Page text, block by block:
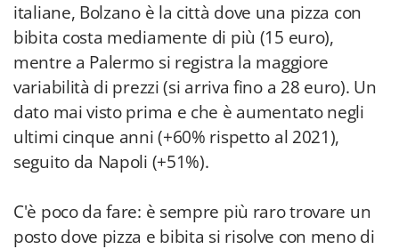
italiane, Bolzano è la città dove una pizza con
bibita costa mediamente di più (15 euro),
mentre a Palermo si registra la maggiore
variabilità di prezzi (si arriva fino a 28 euro). Un
dato mai visto prima e che è aumentato negli
ultimi cinque anni (+60% rispetto al 2021),
seguito da Napoli (+51%).
C'è poco da fare: è sempre più raro trovare un
posto dove pizza e bibita si risolve con meno di